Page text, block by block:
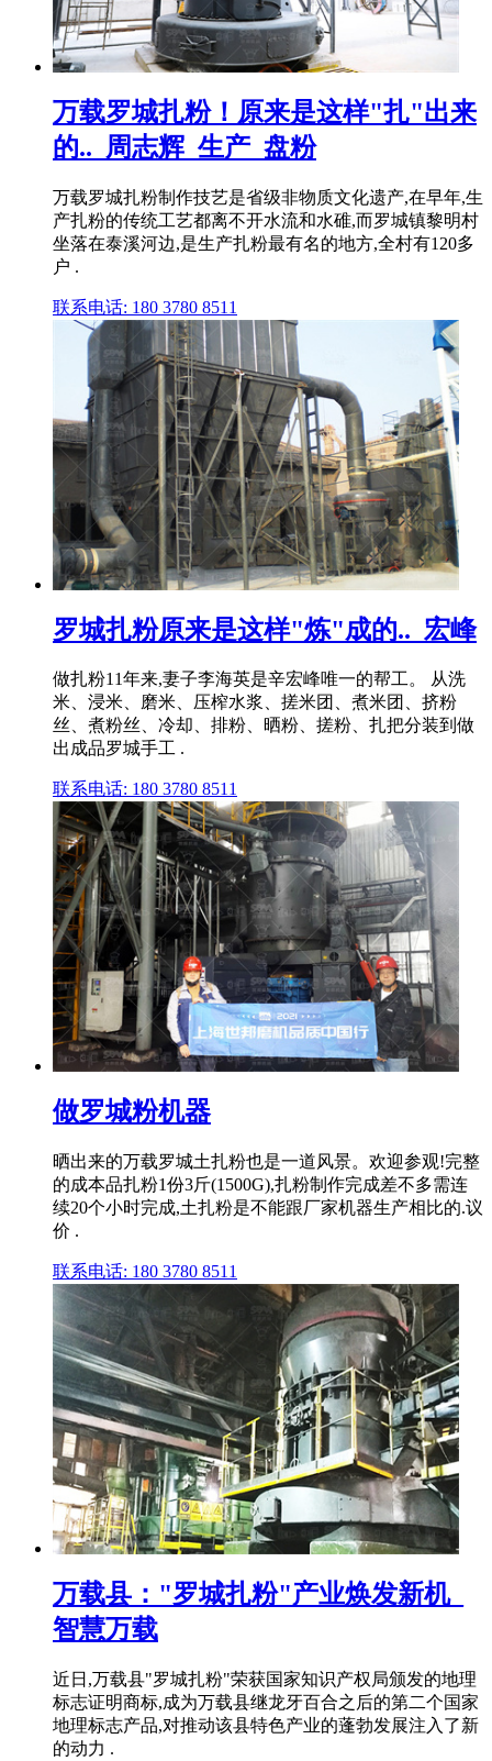
万载罗城扎粉！原来是这样"扎"出来
的.._周志辉_生产_盘粉
万载罗城扎粉制作技艺是省级非物质文化遗产,在早年,生
产扎粉的传统工艺都离不开水流和水碓,而罗城镇黎明村
坐落在泰溪河边,是生产扎粉最有名的地方,全村有120多
户 .
联系电话: 180 3780 8511
罗城扎粉原来是这样"炼"成的.._宏峰
做扎粉11年来,妻子李海英是辛宏峰唯一的帮工。 从洗
米、浸米、磨米、压榨水浆、搓米团、煮米团、挤粉
丝、煮粉丝、冷却、排粉、晒粉、搓粉、扎把分装到做
出成品罗城手工 .
联系电话: 180 3780 8511
做罗城粉机器
晒出来的万载罗城土扎粉也是一道风景。欢迎参观!完整
的成本品扎粉1份3斤(1500G),扎粉制作完成差不多需连
续20个小时完成,土扎粉是不能跟厂家机器生产相比的.议
价 .
联系电话: 180 3780 8511
万载县："罗城扎粉"产业焕发新机_
智慧万载
近日,万载县"罗城扎粉"荣获国家知识产权局颁发的地理
标志证明商标,成为万载县继龙牙百合之后的第二个国家
地理标志产品,对推动该县特色产业的蓬勃发展注入了新
的动力 .